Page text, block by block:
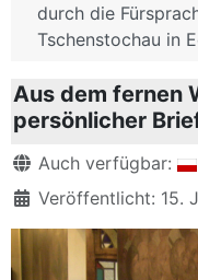
durch die
Tschenstochau in
Aus dem fernen
persönlicher
DetailsAuch verfügbar:
Veröffentlicht: 15.